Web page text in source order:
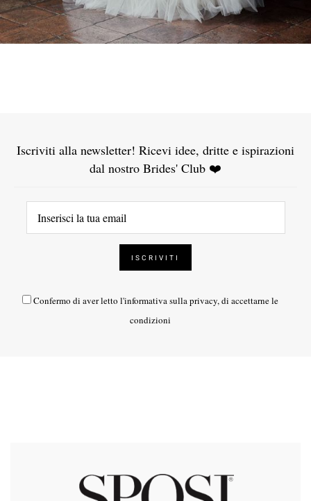
Iscriviti alla newsletter! Ricevi idee, dritte e ispirazioni
dal nostro Brides' Club ❤️
Confermo di aver letto l'informativa sulla privacy, di accettarne le
condizioni